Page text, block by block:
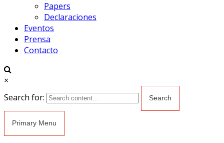
Papers
Declaraciones
Eventos
Prensa
Contacto
×
Search for:
Primary Menu